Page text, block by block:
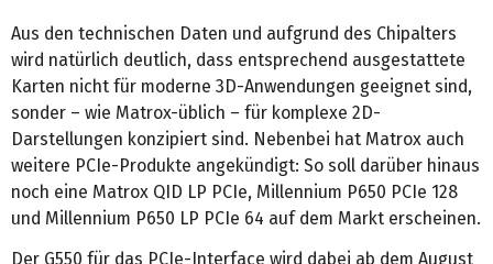
Aus den technischen Daten und aufgrund des Chipalters
wird natürlich deutlich, dass entsprechend ausgestattete
Karten nicht für moderne 3D-Anwendungen geeignet sind,
sonder – wie Matrox-üblich – für komplexe 2D-
Darstellungen konzipiert sind. Nebenbei hat Matrox auch
weitere PCIe-Produkte angekündigt: So soll darüber hinaus
noch eine Matrox QID LP PCIe, Millennium P650 PCIe 128
und Millennium P650 LP PCIe 64 auf dem Markt erscheinen.
Der G550 für das PCIe-Interface wird dabei ab dem August